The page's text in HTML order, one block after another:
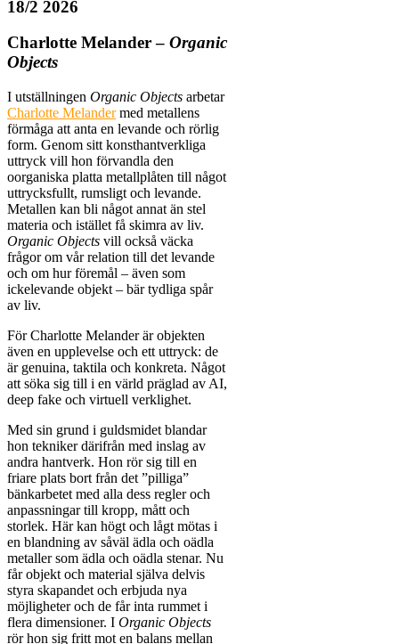
18/2 2026
Charlotte Melander – Organic
Objects
I utställningen Organic Objects arbetar
Charlotte Melandermed metallens
förmåga att anta en levande och rörlig
form. Genom sitt konsthantverkliga
uttryck vill hon förvandla den
oorganiska platta metallplåten till något
uttrycksfullt, rumsligt och levande.
Metallen kan bli något annat än stel
materia och istället få skimra av liv.
Organic Objects vill också väcka
frågor om vår relation till det levande
och om hur föremål – även som
ickelevande objekt – bär tydliga spår
av liv.
För Charlotte Melander är objekten
även en upplevelse och ett uttryck: de
är genuina, taktila och konkreta. Något
att söka sig till i en värld präglad av AI,
deep fake och virtuell verklighet.
Med sin grund i guldsmidet blandar
hon tekniker därifrån med inslag av
andra hantverk. Hon rör sig till en
friare plats bort från det ”pilliga”
bänkarbetet med alla dess regler och
anpassningar till kropp, mått och
storlek. Här kan högt och lågt mötas i
en blandning av såväl ädla och oädla
metaller som ädla och oädla stenar. Nu
får objekt och material själva delvis
styra skapandet och erbjuda nya
möjligheter och de får inta rummet i
flera dimensioner. I Organic Objects
rör hon sig fritt mot en balans mellan